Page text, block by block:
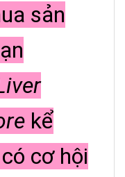
sản
kể
cơ hội